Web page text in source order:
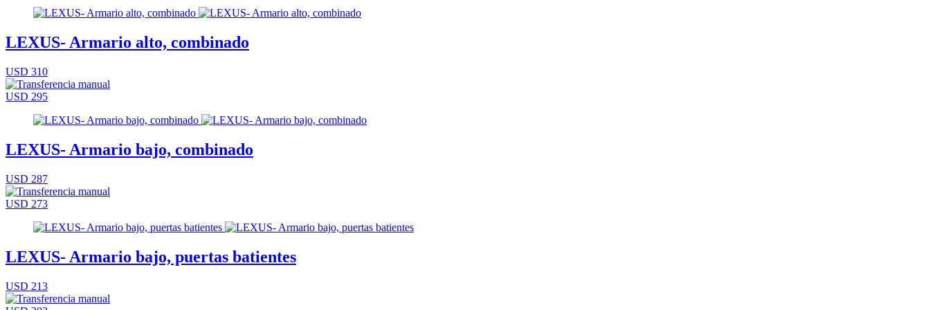
LEXUS- Armario alto, combinado
USD 310
USD 295
LEXUS- Armario bajo, combinado
USD 287
USD 273
LEXUS- Armario bajo, puertas batientes
USD 213